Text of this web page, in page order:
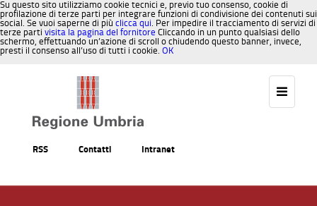
Su questo sito utilizziamo cookie tecnici e, previo tuo consenso, cookie di
profilazione di terze parti per integrare funzioni di condivisione dei contenuti sui
social. Se vuoi saperne di più clicca qui. Per impedire il tracciamento di servizi di
terze parti visita la pagina del fornitore Cliccando in un punto qualsiasi dello
schermo, effettuando un’azione di scroll o chiudendo questo banner, invece,
presti il consenso all’uso di tutti i cookie. OK
RSS Contatti Intranet